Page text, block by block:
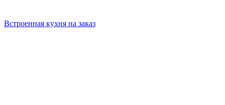
Встроенная кухня на заказ